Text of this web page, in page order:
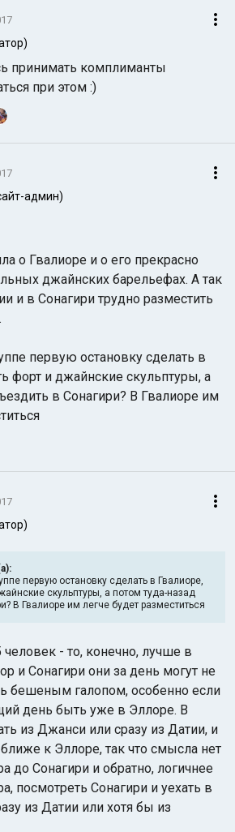
принимать комплиманты
при этом :)
админ)
о Гвалиоре и о его прекрасно
джайнских барельефах. А так
и в Сонагири трудно разместить
первую остановку сделать в
форт и джайнские скульптуры, а
в Сонагири? В Гвалиоре им
первую остановку сделать в Гвалиоре,
скульптуры, а потом туда-назад
В Гвалиоре им легче будет разместиться
- то, конечно, лучше в
и Сонагири они за день могут не
бешеным галопом, особенно если
день быть уже в Эллоре. В
из Джанси или сразу из Датии, и
к Эллоре, так что смысла нет
до Сонагири и обратно, логичнее
посмотреть Сонагири и уехать в
из Датии или хотя бы из